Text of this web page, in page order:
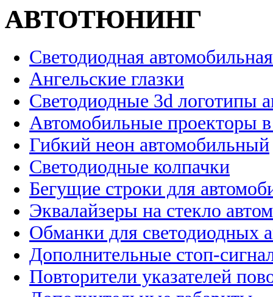
АВТОТЮНИНГ
Светодиодная
Ангельские глазки
Светодиодные 3d логотипы
Автомобильные проекторы
Гибкий неон автомобильный
Светодиодные колпачки
Бегущие строки для
Эквалайзеры на стекло
Обманки для светодиодных
Дополнительные стоп-
Повторители указателей